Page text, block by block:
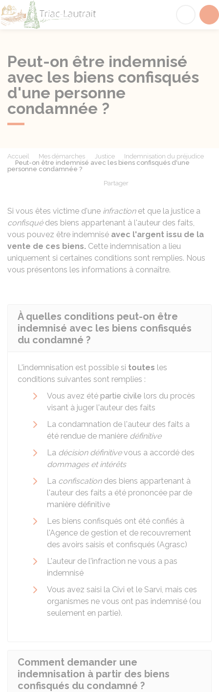
Peut-on être indemnisé
avec les biens confisqués
d'une personne
condamnée ?
Accueil Mes démarches Justice
Indemnisation du préjudice
Peut-on être indemnisé avec les biens confisqués d'une
personne condamnée ?
Partager
Si vous êtes victime d'une infractionet que la justice a
confisquédes biens appartenant à l'auteur des faits,
vous pouvez être indemnisé avec l'argent issu de la
vente de ces biens. Cette indemnisation a lieu
uniquement si certaines conditions sont remplies. Nous
vous présentons les informations à connaître.
À quelles conditions peut-on être
indemnisé avec les biens confisqués
du condamné ?
L'indemnisation est possible si toutes les
conditions suivantes sont remplies :
Vous avez été partie civile lors du procès
visant à juger l'auteur des faits
La condamnation de l'auteur des faits a
été rendue de manière définitive
La décision définitivevous a accordé des
dommages et intérêts
La confiscationdes biens appartenant à
l'auteur des faits a été prononcée par de
manière définitive
Les biens confisqués ont été confiés à
l'Agence de gestion et de recouvrement
des avoirs saisis et confisqués (Agrasc)
L'auteur de l'infraction ne vous a pas
indemnisé
Vous avez saisi la Civi et le Sarvi, mais ces
organismes ne vous ont pas indemnisé (ou
seulement en partie).
Comment demander une
indemnisation à partir des biens
confisqués du condamné ?